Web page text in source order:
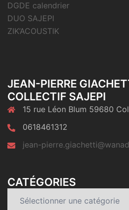
DGDE calendrier
DUO SAJEPI
ZIK’ACOUSTIK
JEAN-PIERRE
COLLECTIF SAJEPI
15 rue Léon Blum 59680
0618461312
jean-
CATÉGORIES